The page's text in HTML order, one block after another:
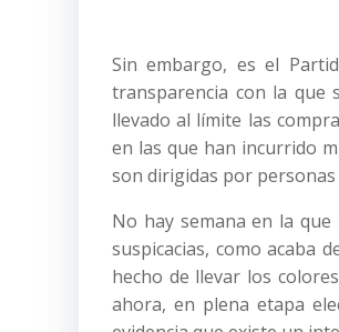
Sin embargo, es el
transparencia con la que
llevado al límite las
en las que han incurrido
son dirigidas por
No hay semana en la
suspicacias, como acaba
hecho de llevar los
ahora, en plena etapa